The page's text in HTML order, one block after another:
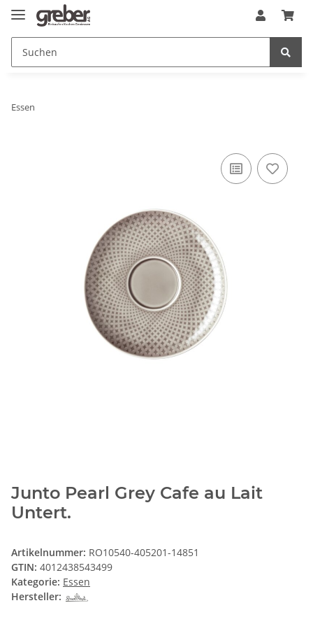
Essen
Junto Pearl Grey Cafe au Lait
Untert.
Artikelnummer: RO10540-405201-14851
GTIN: 4012438543499
Kategorie: Essen
Hersteller: